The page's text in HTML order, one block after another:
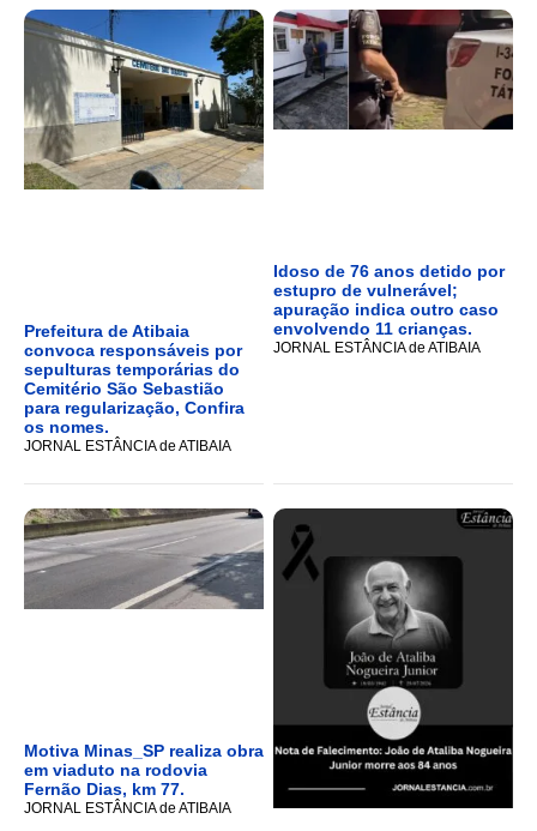
Prefeitura de Atibaia
convoca responsáveis por
sepulturas temporárias do
Cemitério São Sebastião
para regularização, Confira
os nomes.
JORNAL ESTÂNCIA de ATIBAIA
Idoso de 76 anos detido por
estupro de vulnerável;
apuração indica outro caso
envolvendo 11 crianças.
JORNAL ESTÂNCIA de ATIBAIA
Motiva Minas_SP realiza obra
em viaduto na rodovia
Fernão Dias, km 77.
JORNAL ESTÂNCIA de ATIBAIA